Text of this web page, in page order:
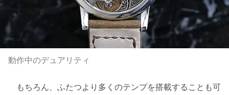
動作中のデュアリティ
もちろん、ふたつより多くのテンプを搭載することも可